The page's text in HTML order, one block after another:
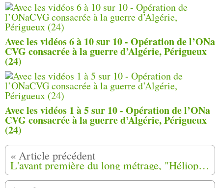
Avec les vidéos 6 à 10 sur 10 - Opération de l’ONa
CVG consacrée à la guerre d’Algérie, Périgueux
(24)
Avec les vidéos 1 à 5 sur 10 - Opération de l’ONa
CVG consacrée à la guerre d’Algérie, Périgueux
(24)
L'avant première du long métrage, "Héliopolis" de Djaâfar Gacem présentée à Alger